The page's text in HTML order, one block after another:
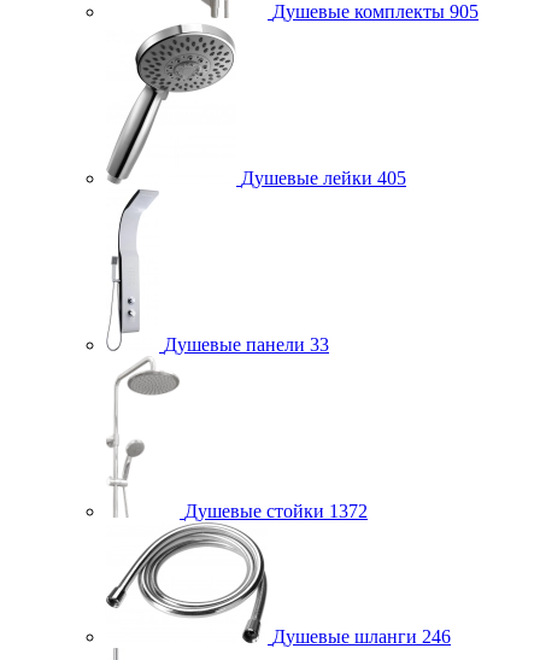
Душевые комплекты 905
Душевые лейки 405
Душевые панели 33
Душевые стойки 1372
Душевые шланги 246